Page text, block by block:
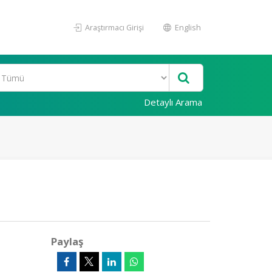
Araştırmacı Girişi English
Detaylı Arama
Paylaş